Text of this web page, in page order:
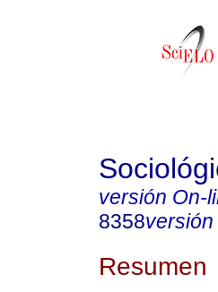
versión On-
8358
Resumen